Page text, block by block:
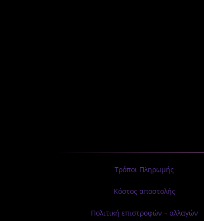
Τρόποι Πληρωμής
Κόστος αποστολής
Πολιτική επιστροφών – αλλαγών